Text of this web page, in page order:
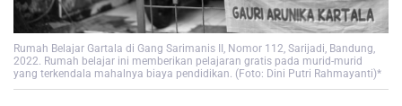
Rumah Belajar Gartala di Gang Sarimanis II, Nomor 112, Sarijadi, Bandung,
2022. Rumah belajar ini memberikan pelajaran gratis pada murid-murid
yang terkendala mahalnya biaya pendidikan. (Foto: Dini Putri Rahmayanti)*